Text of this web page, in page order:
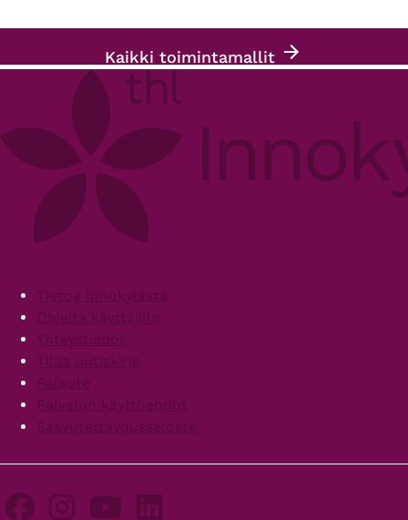
Kaikki toimintamallit
FooterTietoa Innokylästä
Ohjeita käyttäjille
Yhteystiedot
Tilaa uutiskirje
Palaute
Palvelun käyttöehdot
Saavutettavuusseloste